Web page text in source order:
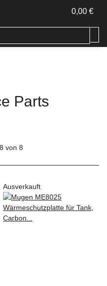
0,00 €
Parts
von 8
Ausverkauft